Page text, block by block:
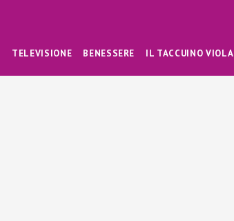
TELEVISIONE BENESSERE IL TACCUINO VIOLA